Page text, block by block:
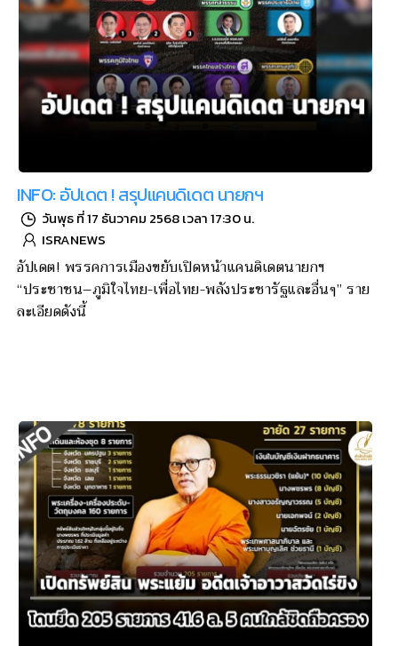
INFO: อัปเดต ! สรุปแคนดิเดต นายกฯ
วันพุธ ที่ 17 ธันวาคม 2568 เวลา 17:30 น.
ISRANEWS
อัปเดต! พรรคการเมืองขยับเปิดหน้าแคนดิเดตนายกฯ
“ประชาชน–ภูมิใจไทย-เพื่อไทย-พลังประชารัฐและอื่นๆ” ราย
ละเอียดดังนี้